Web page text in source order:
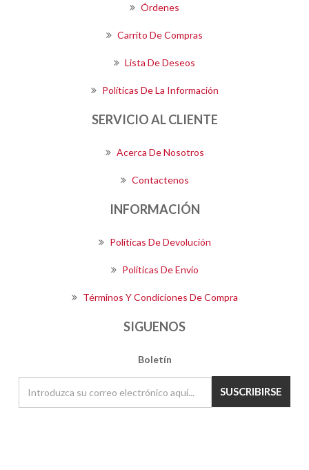
Órdenes
Carrito De Compras
Lista De Deseos
Políticas De La Información
SERVICIO AL CLIENTE
Acerca De Nosotros
Contactenos
INFORMACIÓN
Políticas De Devolución
Políticas De Envío
Términos Y Condiciones De Compra
SIGUENOS
Boletín
SUSCRIBIRSE